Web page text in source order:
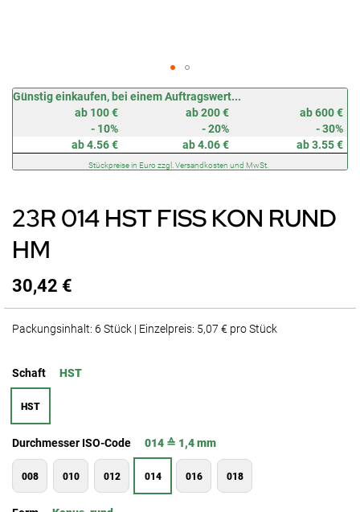
Günstig einkaufen, bei einem Auftragswert...
ab 100 €
ab 200 €
ab 600 €
- 10%
- 20%
- 30%
ab 4.56 €
ab 4.06 € ab 3.55 €
Stückpreise in Euro zzgl. Versandkosten und MwSt.
23R 014 HST FISS KON RUND
HM
30,42 €
Packungsinhalt: 6 Stück | Einzelpreis: 5,07 € pro Stück
Schaft HST
HST
Durchmesser ISO-Code 014 ≙ 1,4 mm
008 010 012 014 016 018
Zum
Anfang
springen